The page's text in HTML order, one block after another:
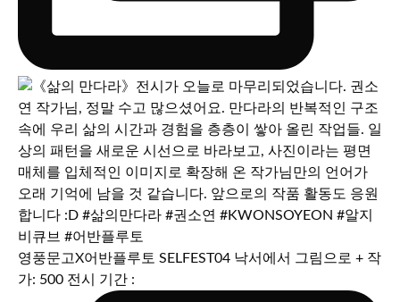
영풍문고X어반플루토 SELFEST04 낙서에서 그림으로 + 작
가: 500 전시 기간 :